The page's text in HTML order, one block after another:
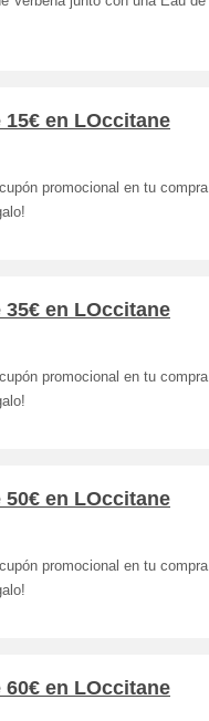
en LOccitane
promocional en tu compra
en LOccitane
promocional en tu compra
en LOccitane
promocional en tu compra
en LOccitane